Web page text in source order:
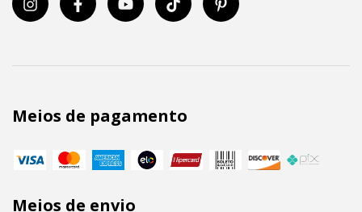
Meios de pagamento
Meios de envio